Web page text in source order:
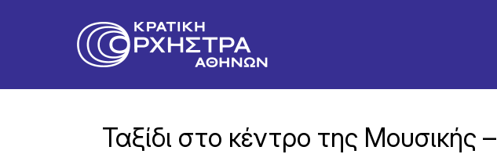
Ταξίδι στο κέντρο της Μουσικής –